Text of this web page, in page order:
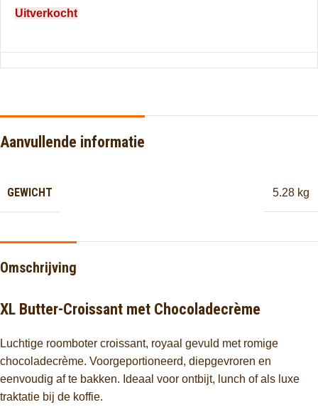
Uitverkocht
Aanvullende informatie
GEWICHT 5.28 kg
Omschrijving
XL Butter-Croissant met Chocoladecrème
Luchtige roomboter croissant, royaal gevuld met romige
chocoladecrème. Voorgeportioneerd, diepgevroren en
eenvoudig af te bakken. Ideaal voor ontbijt, lunch of als luxe
traktatie bij de koffie.